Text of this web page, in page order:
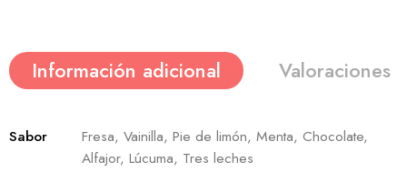
Información adicional Valoraciones
Sabor
Fresa, Vainilla, Pie de limón, Menta, Chocolate,
Alfajor, Lúcuma, Tres leches